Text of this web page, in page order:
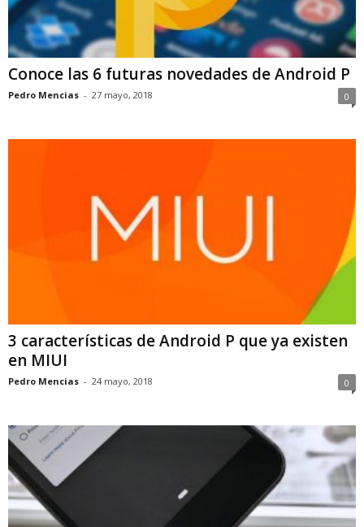
Conoce las 6 futuras novedades de Android P
Pedro Mencias - 27 mayo, 2018 0
3 características de Android P que ya existen
en MIUI
Pedro Mencias - 24 mayo, 2018 0